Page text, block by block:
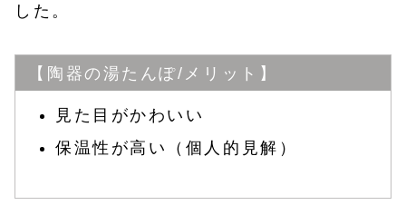
した。
【陶器の湯たんぽ/メリット】
見た目がかわいい
保温性が高い（個人的見解）